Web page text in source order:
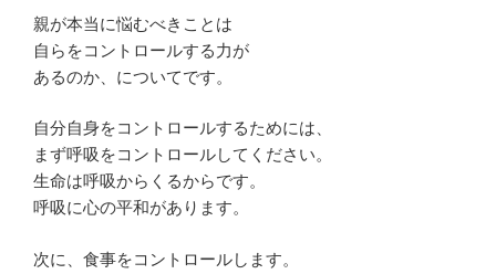
親が本当に悩むべきことは
自らをコントロールする力が
あるのか、についてです。
自分自身をコントロールするためには、
まず呼吸をコントロールしてください。
生命は呼吸からくるからです。
呼吸に心の平和があります。
次に、食事をコントロールします。